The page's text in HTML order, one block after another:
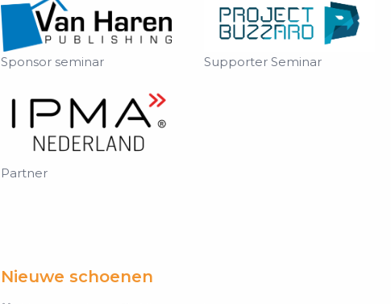
Sponsor seminar Supporter Seminar
Partner
Nieuwe schoenen